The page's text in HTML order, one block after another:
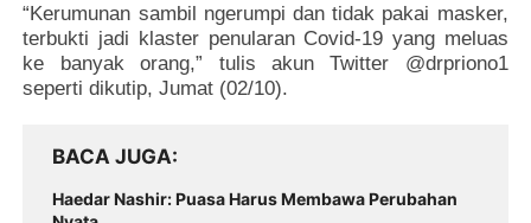
“Kerumunan sambil ngerumpi dan tidak pakai masker,
terbukti jadi klaster penularan Covid-19 yang meluas
ke banyak orang,” tulis akun Twitter @drpriono1
seperti dikutip, Jumat (02/10).
BACA JUGA
Haedar Nashir: Puasa Harus Membawa Perubahan